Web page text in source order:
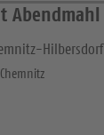
Abendmahl
Hilbersdorf